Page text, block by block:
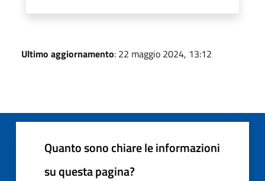
Ultimo aggiornamento: 22 maggio 2024, 13:12
Quanto sono chiare le informazioni
su questa pagina?